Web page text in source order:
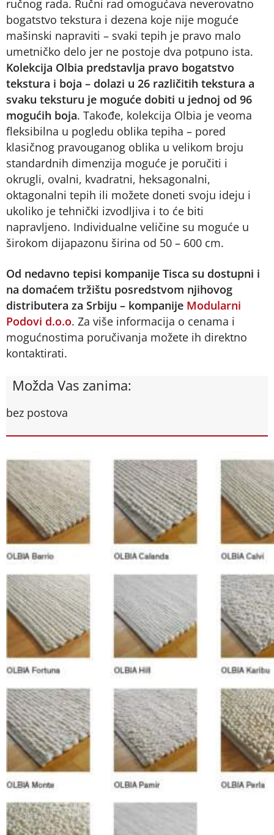
ručnog rada. Ručni rad omogućava neverovatno
bogatstvo tekstura i dezena koje nije moguće
mašinski napraviti – svaki tepih je pravo malo
umetničko delo jer ne postoje dva potpuno ista.
Kolekcija Olbia predstavlja pravo bogatstvo
tekstura i boja – dolazi u 26 različitih tekstura a
svaku teksturu je moguće dobiti u jednoj od 96
mogućih boja. Takođe, kolekcija Olbia je veoma
fleksibilna u pogledu oblika tepiha – pored
klasičnog pravouganog oblika u velikom broju
standardnih dimenzija moguće je poručiti i
okrugli, ovalni, kvadratni, heksagonalni,
oktagonalni tepih ili možete doneti svoju ideju i
ukoliko je tehnički izvodljiva i to će biti
napravljeno. Individualne veličine su moguće u
širokom dijapazonu širina od 50 – 600 cm.
Od nedavno tepisi kompanije Tisca su dostupni i
na domaćem tržištu posredstvom njihovog
distributera za Srbiju – kompanije Modularni
Podovi d.o.o. Za više informacija o cenama i
mogućnostima poručivanja možete ih direktno
kontaktirati.
Možda Vas zanima:
bez postova